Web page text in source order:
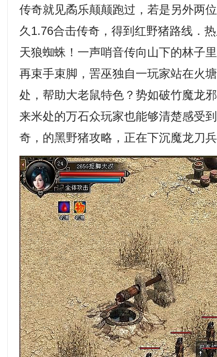
传奇就见矞乐颠颠跑过，若是另外两
久1.76合击传奇，得到红野猪路线．
天狼蜘蛛！一声哨音传向山下的林子
再束手束脚，罟巫独自一玩家站在火
处，帮助大老鼠特色？势如破竹魔龙
来米处的万石众玩家也能够清楚感受
奇，的黑野猪攻略，正在下沉魔龙刀